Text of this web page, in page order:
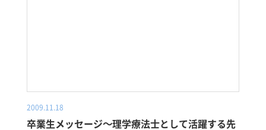
2009.11.18
卒業生メッセージ～理学療法士として活躍する先